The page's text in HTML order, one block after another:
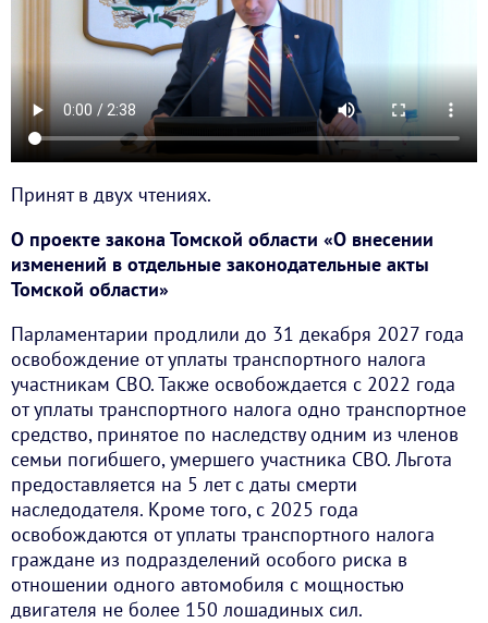
Принят в двух чтениях.
О проекте закона Томской области «О внесении
изменений в отдельные законодательные акты
Томской области»
Парламентарии продлили до 31 декабря 2027 года
освобождение от уплаты транспортного налога
участникам СВО. Также освобождается с 2022 года
от уплаты транспортного налога одно транспортное
средство, принятое по наследству одним из членов
семьи погибшего, умершего участника СВО. Льгота
предоставляется на 5 лет с даты смерти
наследодателя. Кроме того, с 2025 года
освобождаются от уплаты транспортного налога
граждане из подразделений особого риска в
отношении одного автомобиля с мощностью
двигателя не более 150 лошадиных сил.